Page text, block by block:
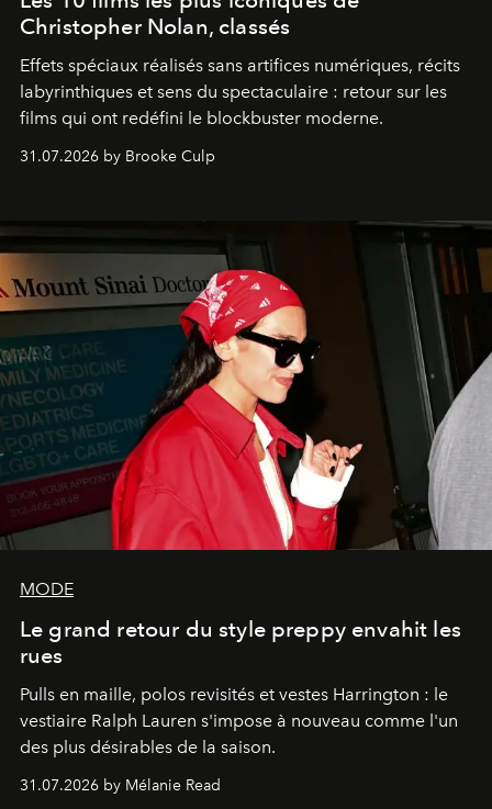
Christopher Nolan, classés
Effets spéciaux réalisés sans artifices numériques, récits
labyrinthiques et sens du spectaculaire : retour sur les
films qui ont redéfini le blockbuster moderne.
31.07.2026 by Brooke Culp
MODE
Le grand retour du style preppy envahit les
rues
Pulls en maille, polos revisités et vestes Harrington : le
vestiaire Ralph Lauren s'impose à nouveau comme l'un
des plus désirables de la saison.
31.07.2026 by Mélanie Read